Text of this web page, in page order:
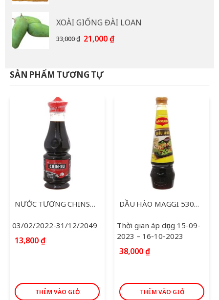
15,000 ₫.là:
12,000 ₫.
XOÀI GIỐNG ĐÀI LOAN
33,000₫ Giá
33,000 ₫.
21,000₫Giá
SẢN PHẨM TƯƠNG TỰ
NƯỚC TƯƠNG CHINSU TỎI ỚT 250ML
03/02/2022-31/12/2049
13,800₫
THÊM VÀO GIỎ
DẦU HÀO MAGGI 530ML
Thời gian áp dụng 15-09-
2023 – 16-10-2023
38,000₫
THÊM VÀO GIỎ